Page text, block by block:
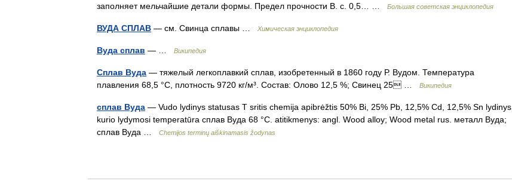
заполняет мельчайшие детали формы. Предел прочности В. с. 0,5… …
Большая советская энциклопедия
ВУДА СПЛАВ — см. Свинца сплавы … Химическая энциклопедия
Вуда сплав — … Википедия
Сплав Вуда — тяжелый легкоплавкий сплав, изобретенный в 1860 году Р. Вудом. Температура
плавления 68,5 °C, плотность 9720 кг/м³. Состав: Олово 12,5 %; Свинец 25 …
Википедия
сплав Вуда — Vudo lydinys statusas T sritis chemija apibrėžtis 50% Bi, 25% Pb, 12,5% Cd, 12,5% Sn lydinys,
kurio lydymosi temperatūra сплав Вуда 68 °C. atitikmenys: angl. Wood alloy; Wood metal rus. металл Вуда;
сплав Вуда …
Chemijos terminų aiškinamasis žodynas